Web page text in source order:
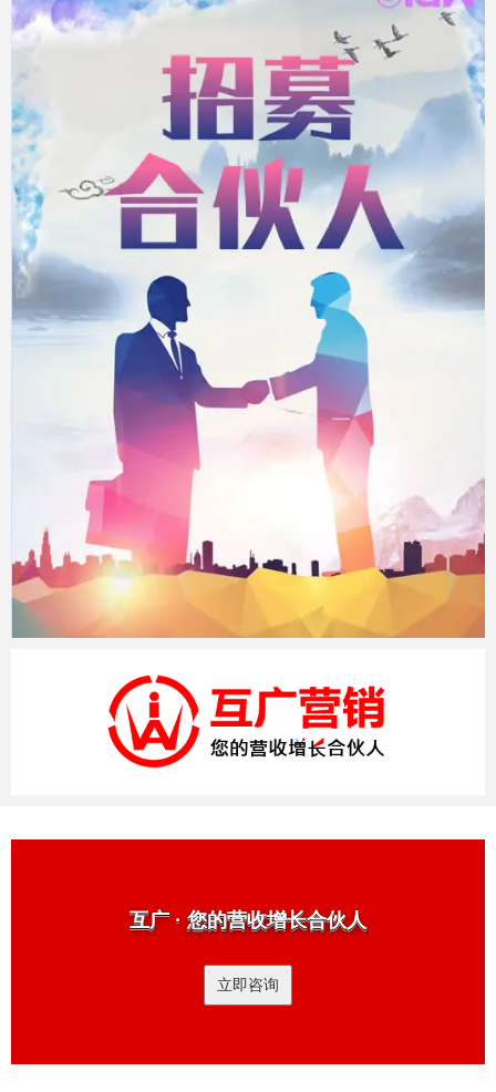
互广 · 您的营收增长合伙人
立即咨询